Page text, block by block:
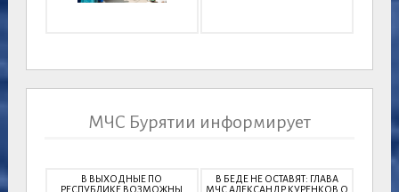
МЧС Бурятии информирует
В ВЫХОДНЫЕ ПО
РЕСПУБЛИКЕ ВОЗМОЖНЫ
В БЕДЕ НЕ ОСТАВЯТ: ГЛАВА
МЧС АЛЕКСАНДР КУРЕНКОВ О